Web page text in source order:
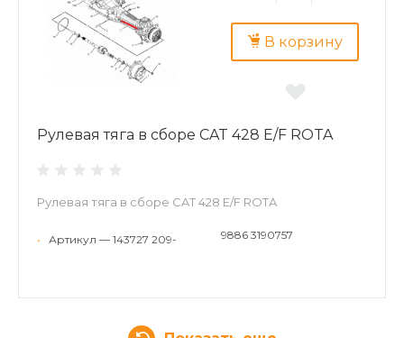
В корзину
Рулевая тяга в сборе CAT 428 E/F ROTA
Рулевая тяга в сборе CAT 428 E/F ROTA
• Артикул — 143727 209- 9886 3190757